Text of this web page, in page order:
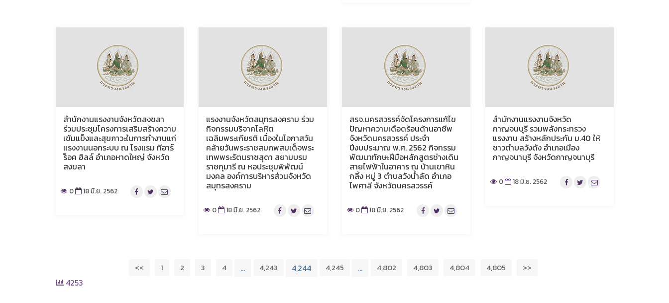
สำนักงานแรงงานจังหวัดสงขลา
ร่วมประชุมโครงการเสริมสร้างความ
เข้มแข็งและสุขภาวะในการทำงานแก่
แรงงานนอกระบบ ณ โรงแรม ทีอาร์
ร็อค ฮิลล์ อำเภอหาดใหญ่ จังหวัด
สงขลา
0 18 มิ.ย. 2562
แรงงานจังหวัดสมุทรสงคราม ร่วม
กิจกรรมบริจาคโลหิต
เฉลิมพระเกียรติ เนื่องในโอกาสวัน
คล้ายวันพระราชสมภพสมเด็จพระ
เทพพระรัตนราชสุดา สยามบรม
ราชกุมารี ณ หอประชุมพิพัฒน์
มงคล องค์การบริหารส่วนจังหวัด
สมุทรสงคราม
0 18 มิ.ย. 2562
สรจ.นครสวรรค์จัดโครงการแก้ไข
ปัญหาความเดือดร้อนด้านอาชีพ
จังหวัดนครสวรรค์ ประจำ
ปีงบประมาณ พ.ศ. 2562 กิจกรรม
พัฒนาทักษะฝีมือหลักสูตรช่างเดิน
สายไฟฟ้าในอาคาร ณ บ้านเขาหิน
กลิ้ง หมู่ 3 ตำบลวังน้ำลัด อำเภอ
ไพศาลี จังหวัดนครสวรรค์
0 18 มิ.ย. 2562
สำนักงานแรงงานจังหวัด
กาญจนบุรี รวมพลังกระทรวง
แรงงาน สร้างหลักประกัน ม.40 ให้
ชาวตำบลวังดัง อำเภอเมือง
กาญจนาบุรี จังหวัดกาญจนาบุรี
0 18 มิ.ย. 2562
<< 1 2 3 4 … 4,243 4,244 4,245 … 4,802 4,803 4,804 4,805 >>
4253